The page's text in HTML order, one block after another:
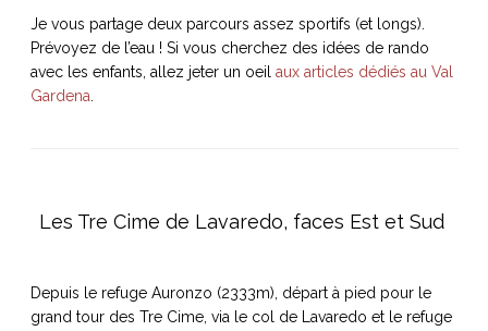
Burano, la palette
de tous les
Je vous partage deux parcours assez sportifs (et longs).
Prévoyez de l’eau ! Si vous cherchez des idées de rando
avec les enfants, allez jeter un oeil aux articles dédiés au Val
Gardena.
Les Tre Cime de Lavaredo, faces Est et Sud
Depuis le refuge Auronzo (2333m), départ à pied pour le
grand tour des Tre Cime, via le col de Lavaredo et le refuge